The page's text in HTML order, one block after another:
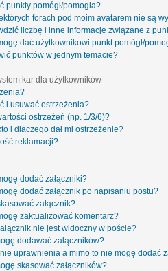
punkty pomógł/pomogła?
forach pod moim avatarem nie są
liczbę i inne informacje związane z
dać użytkownikowi punkt pomógł/
punktów w jednym temacie?
kar dla użytkowników
i usuwać ostrzeżenia?
ostrzeżeń (np. 1/3/6)?
i dlaczego dał mi ostrzeżenie?
reklamacji?
dodać załączniki?
dodać załącznik po napisaniu postu?
załącznik?
zaktualizować komentarz?
nie jest widoczny w poście?
dodawać załączników?
uprawnienia a mimo to nie mogę dodać
skasować załączników?